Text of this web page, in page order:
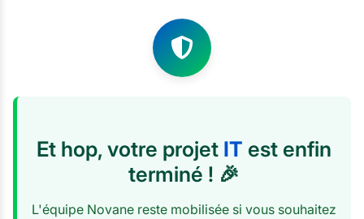
Et hop, votre projet IT est enfin
terminé ! 🎉
L'équipe Novane reste mobilisée si vous souhaitez